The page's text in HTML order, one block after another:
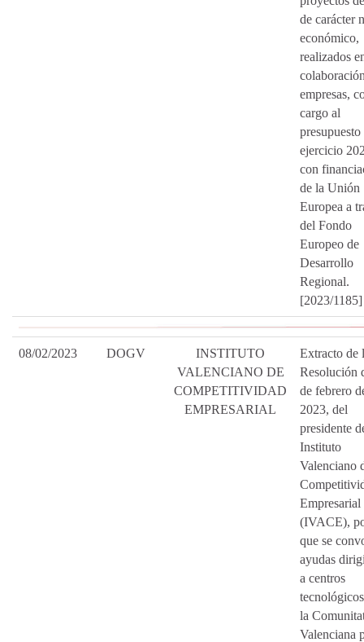
de carácter
económico,
realizados
empresas,
cargo al
presupuesto
ejercicio
con
de la Unión
Europea a
del Fondo
Europeo de
Desarrollo
Regional.
[2023/1185]
08/02/2023 DOGV
INSTITUTO
VALENCIANO DE
COMPETITIVIDAD
EMPRESARIAL
Extracto de
Resolución
de febrero
2023, del
presidente
Instituto
Valenciano
Empresarial
(IVACE),
que se
ayudas
a centros
la
Valenciana